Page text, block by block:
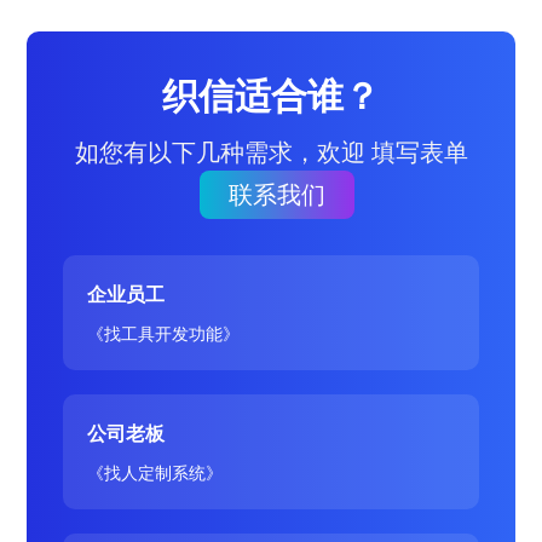
织信适合谁？
如您有以下几种需求，欢迎 填写表单
联系我们
企业员工
《找工具开发功能》
公司老板
《找人定制系统》